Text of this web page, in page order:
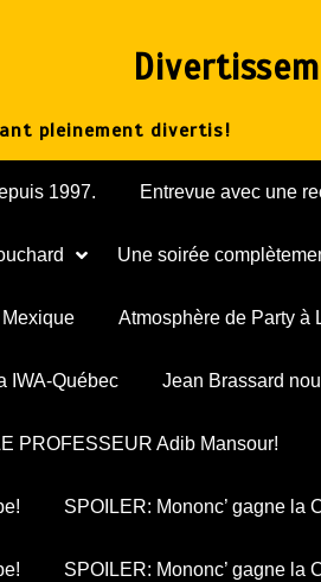
pleinement divertis!
1997. Entrevue avec une
Une soirée
Atmosphère de Party à
IWA-Québec Jean Brassard
PROFESSEUR Adib Mansour!
SPOILER: Mononc’ gagne la
SPOILER: Mononc’ gagne la